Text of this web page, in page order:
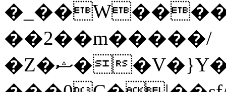
��2��m�����/
�Z�ޝ��V�}Y�I�ծ�O�����S��]z��w��7�޷�����h���u��7w.ϻ���8X��ͮ�����W�dm�Jߜ��q/>?